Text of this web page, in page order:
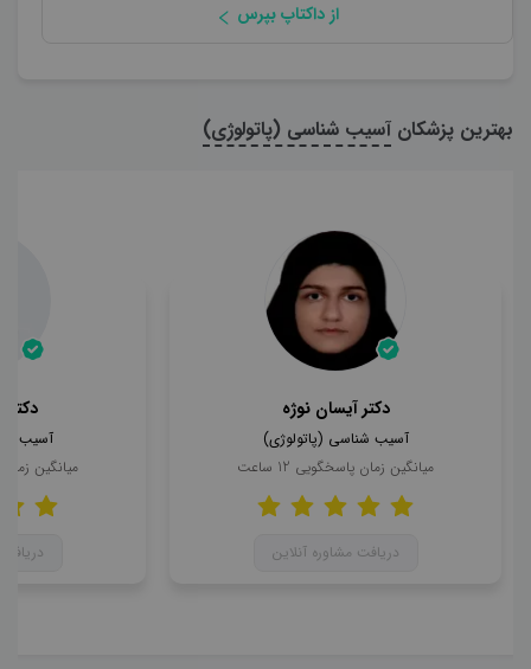
از داکتاپ بپرس
بهترین پزشکان آسیب شناسی (پاتولوژی)
دکتر آیسان نوژه
آسیب شناسی (پاتولوژی)
میانگین زمان پاسخگویی 12 ساعت
دریافت مشاوره آنلاین
دکتر
آسیب
میانگین